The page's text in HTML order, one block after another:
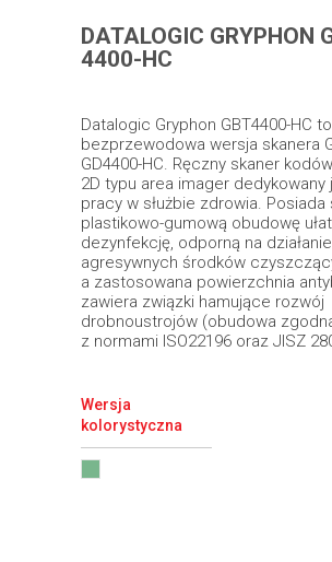
DATALOGIC GRYPHON
4400-HC
Datalogic Gryphon GBT4400-HC to
bezprzewodowa wersja skanera
GD4400-HC. Ręczny skaner
2D typu area imager dedykowany
pracy w służbie zdrowia. Posiada
plastikowo-gumową obudowę
dezynfekcję, odporną na działanie
agresywnych środków
a zastosowana powierzchnia
zawiera związki hamujące rozwój
drobnoustrojów (obudowa
z normami ISO22196 oraz JISZ
Wersja
kolorystyczna